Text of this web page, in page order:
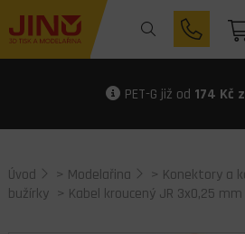
PET-G již od 174 Kč
Úvod > Modelařina > Konektory a
bužírky > Kabel kroucený JR 3x0,25 mm